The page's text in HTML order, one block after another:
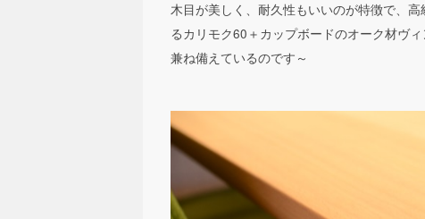
木目が美しく、耐久性もいいのが特徴で、
るカリモク60＋カップボードのオーク材ヴ
兼ね備えているのです～